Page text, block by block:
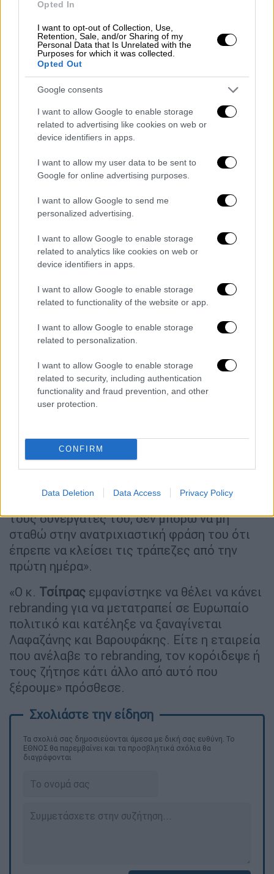
Opted In
I want to opt-out of Collection, Use,
Retention, Sale, and/or Sharing of my
Personal Data that Is Unrelated with the
Purposes for which it was collected.
Opted Out
Google consents
I want to allow Google to enable storage
related to advertising like cookies on web or
device identifiers in apps.
I want to allow my user data to be sent to
Google for online advertising purposes.
I want to allow Google to send me
personalized advertising.
I want to allow Google to enable storage
related to analytics like cookies on web or
device identifiers in apps.
I want to allow Google to enable storage
related to functionality of the website or app.
I want to allow Google to enable storage
related to personalization.
I want to allow Google to enable storage
related to security, including authentication
functionality and fraud prevention, and other
user protection.
CONFIRM
Data Deletion Data Access Privacy Policy
εδρών, ο κ.Μαρινάκηςαπέφυγε να
προδικάσει εξελίξεις, ξεκαθαρίζοντας ότι
«δε θέλω να προδικάσω απόφαση που δεν
είναι δική μου».
Σε κάθε περίπτωση, όπως σημείωσε,
πρόκειται για «ατομικές, ενδεχομένως
ποινικές συμπεριφορές», οι οποίες θα
αξιολογηθούν ξεχωριστά, προκειμένου να
καθοριστεί η περαιτέρω στάση.
Παράλληλα, τόνισε την ανάγκη να
διαφυλαχθεί ηθεσμική λειτουργία των
«δεν πρέπει να πυροβολήσουμε τη
λειτουργία τους», στο πλαίσιο της δημόσιας
Έχω την αίσθηση πως είναι εντελώς
επισήμανε και αναφερόμενος στον
Κώστα
, είπε «είναι υπουργός και βουλευτής
πάρα πολλά χρόνια, καλό είναι να
περιμένουμε να δούμε αν και πώς ακριβώς
εμπλέκεται».
συνέντευξη που παραχώρησε χθες βράδυ ο
Αλέξης Τσίπρας στον Νίκο Χατζηνικολάου,
αναφέροντας: «Εκτός του ότι ο κ. Τσίπρας
είναι αμετανόητος για τις επιλογές του, το
δημοψήφισμα, την οικονομική πολιτική του,
τους συνεργάτες του, δεν μπορώ να μη
σταθώ στην ανατριχιαστική φράση του ότι
έπρεπε να κλείσει τις τράπεζες από την
πρώτη ημέρα».
«Ο κ. Τσίπρας εμφανίστηκε να θέλει να κάνει
rebranding για να μετατραπεί σε Ευρωπαίο
πολιτικό και κατέληξε να ξαναγίνεται
Λαφαζάνης και Βαρουφάκης. Είτε η εταιρεία
που ανέλαβε το rebranding, τον κορόιδεψε ή
τους ζήτησε κάτι άλλο από αυτό που
ξέρουμε» πρόσθεσε.
Τα σχολιά σας δημοσιεύονται άμεσα με δική σας ευθύνη. Το
ΕΘΝΟΣ θα παρεμβαίνει και τα προσβλητικά σχόλια θα
διαγράφονται